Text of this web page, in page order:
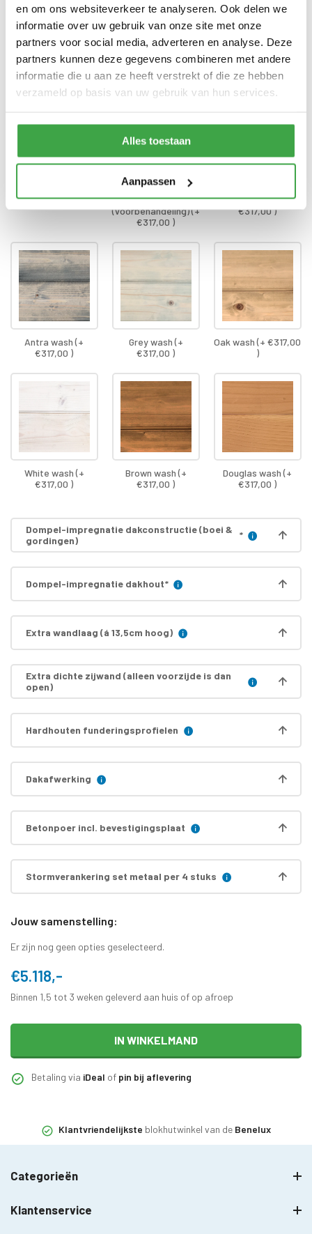
en om ons websiteverkeer te analyseren. Ook delen we
informatie over uw gebruik van onze site met onze
partners voor social media, adverteren en analyse. Deze
partners kunnen deze gegevens combineren met andere
informatie die u aan ze heeft verstrekt of die ze hebben
verzameld op basis van uw gebruik van hun services.
Alles toestaan
Aanpassen
Transport
Gratis thuisbezorgd - In
Dompel-impregnatie wanden*
Onbehandeld
Kleurloos
(voorbehandeling) (+
€317,00 )
Black wash (+
€317,00 )
Antra wash (+
€317,00 )
Grey wash (+
€317,00 )
Oak wash (+ €317,00
)
White wash (+
€317,00 )
Brown wash (+
€317,00 )
Douglas wash (+
€317,00 )
Dompel-impregnatie dakconstructie (boei &
gordingen)
*
Dompel-impregnatie dakhout*
Extra wandlaag (á 13,5cm hoog)
Extra dichte zijwand (alleen voorzijde is dan
open)
Hardhouten funderingsprofielen
Dakafwerking
Betonpoer incl. bevestigingsplaat
Stormverankering set metaal per 4 stuks
Jouw samenstelling:
Er zijn nog geen opties geselecteerd.
€5.118,-
Binnen 1,5 tot 3 weken geleverd aan huis of op afroep
IN WINKELMAND
Betaling via iDeal of pin bij aflevering
Klantvriendelijkste blokhutwinkel van de Benelux
Categorieën
Klantenservice